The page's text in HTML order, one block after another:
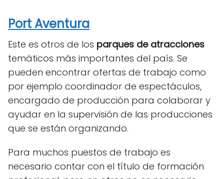
Port Aventura
Este es otros de los parques de atracciones
temáticos más importantes del país. Se
pueden encontrar ofertas de trabajo como
por ejemplo coordinador de espectáculos,
encargado de producción para colaborar y
ayudar en la supervisión de las producciones
que se están organizando.
Para muchos puestos de trabajo es
necesario contar con el título de formación